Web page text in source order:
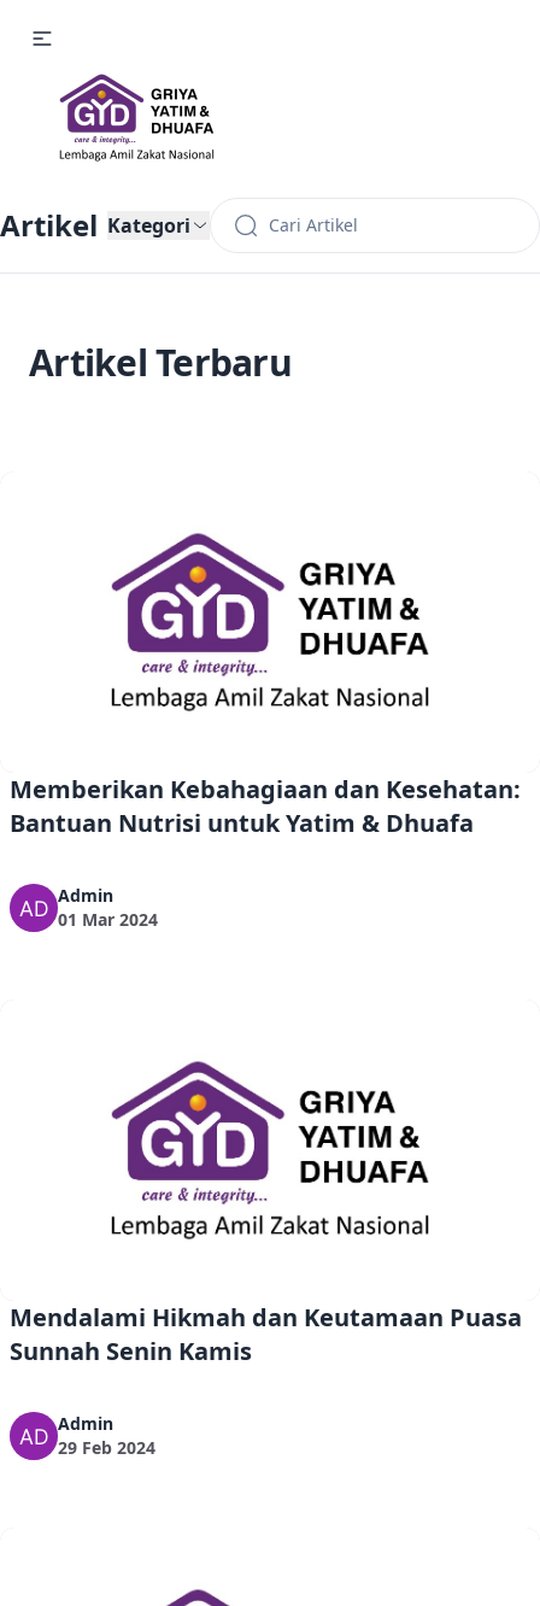
Artikel Kategori
Artikel Terbaru
Memberikan Kebahagiaan dan Kesehatan:
Bantuan Nutrisi untuk Yatim & Dhuafa
Admin
01 Mar 2024
Mendalami Hikmah dan Keutamaan Puasa
Sunnah Senin Kamis
Admin
29 Feb 2024